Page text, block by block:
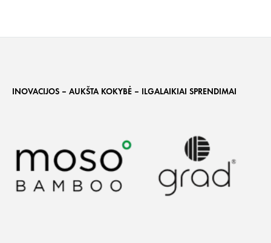
INOVACIJOS – AUKŠTA KOKYBĖ – ILGALAIKIAI SPRENDIMAI